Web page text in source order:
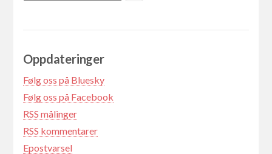
Oppdateringer
Følg oss på Bluesky
Følg oss på Facebook
RSS målinger
RSS kommentarer
Epostvarsel